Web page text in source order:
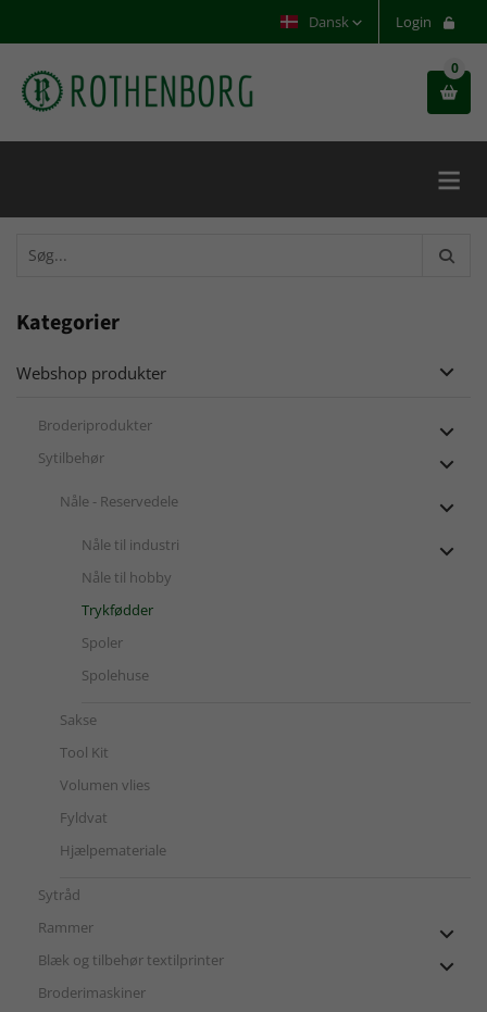
Login
Dansk

0

Kategorier
Webshop produkter 
Broderiprodukter 
Sytilbehør 
Nåle - Reservedele 
Nåle til industri 
Nåle til hobby
Trykfødder
Spoler
Spolehuse
Sakse
Tool Kit
Volumen vlies
Fyldvat
Hjælpemateriale
Sytråd
Rammer

Blæk og tilbehør textilprinter 
Broderimaskiner